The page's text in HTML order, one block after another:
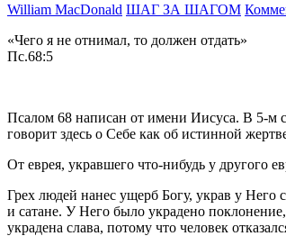
William MacDonald ШАГ ЗА ШАГОМ
«Чего я не отнимал, то должен отдать»
Пс.68:5
Псалом 68 написан от имени Иисуса. В 5-м
говорит здесь о Себе как об истинной
От еврея, укравшего что-нибудь у другого
Грех людей нанес ущерб Богу, украв у Него
и сатане. У Него было украдено
украдена слава, потому что человек